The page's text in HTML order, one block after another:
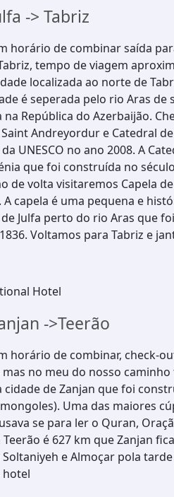
-> Tabriz
horário de combinar saída
tempo de viagem
localizada ao norte de
é seperada pelo rio Aras
República do Azerbaijão.
Andreyordur e Catedral
UNESCO no ano 2008. A
que foi construída no
de volta visitaremos Capela
capela é uma pequena e
Julfa perto do rio Aras que
Voltamos para Tabriz e
Hotel
->Teerão
horário de combinar, check-
no meu do nosso
de Zanjan que foi
Uma das maiores
se para ler o Quran,
é 627 km que Zanjan
e Almoçar pola
hotel